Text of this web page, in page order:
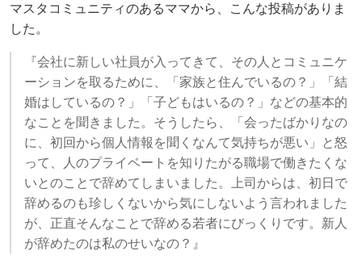
マスタコミュニティのあるママから、こんな投稿がありま
した。
『会社に新しい社員が入ってきて、その人とコミュニケ
ーションを取るために、「家族と住んでいるの？」「結
婚はしているの？」「子どもはいるの？」などの基本的
なことを聞きました。そうしたら、「会ったばかりなの
に、初回から個人情報を聞くなんて気持ちが悪い」と怒
って、人のプライベートを知りたがる職場で働きたくな
いとのことで辞めてしまいました。上司からは、初日で
辞めるのも珍しくないから気にしないよう言われました
が、正直そんなことで辞める若者にびっくりです。新人
が辞めたのは私のせいなの？』